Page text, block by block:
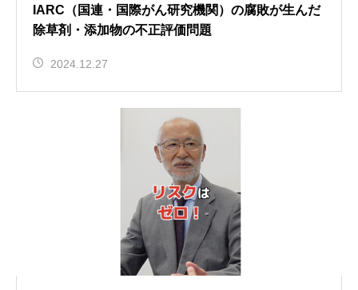
IARC（国連・国際がん研究機関）の腐敗が生んだ
除草剤・添加物の不正評価問題
2024.12.27